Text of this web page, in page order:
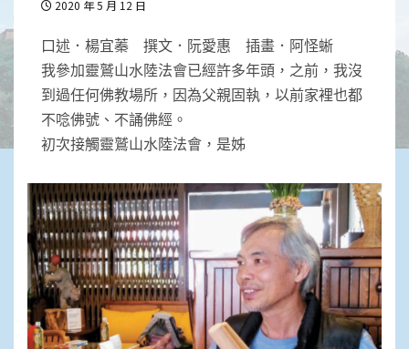
2020 年 5 月 12 日
口述．楊宜蓁 撰文．阮愛惠 插畫．阿怪蜥
我參加靈鷲山水陸法會已經許多年頭，之前，我沒
到過任何佛教場所，因為父親固執，以前家裡也都
不唸佛號、不誦佛經。
初次接觸靈鷲山水陸法會，是姊